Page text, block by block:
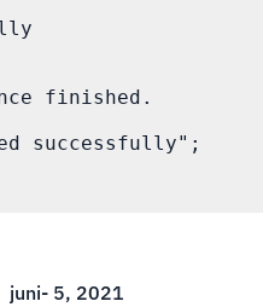
finished.
successfully";
juni- 5, 2021